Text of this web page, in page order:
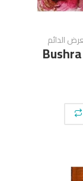
الدائم